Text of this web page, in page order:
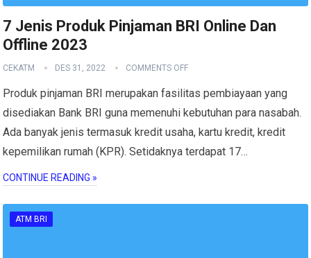
7 Jenis Produk Pinjaman BRI Online Dan
Offline 2023
CEKATM DES 31, 2022 COMMENTS OFF
Produk pinjaman BRI merupakan fasilitas pembiayaan yang
disediakan Bank BRI guna memenuhi kebutuhan para nasabah.
Ada banyak jenis termasuk kredit usaha, kartu kredit, kredit
kepemilikan rumah (KPR). Setidaknya terdapat 17…
CONTINUE READING »
ATM BRI